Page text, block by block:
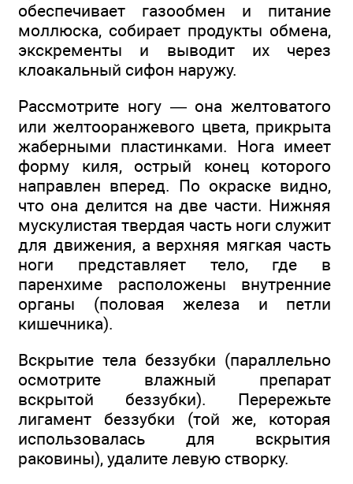
обеспечивает газообмен и питание
моллюска, собирает продукты обмена,
экскременты и выводит их через
клоакальный сифон наружу.
Рассмотрите ногу — она желтоватого
или желтооранжевого цвета, прикрыта
жаберными пластинками. Нога имеет
форму киля, острый конец которого
направлен вперед. По окраске видно,
что она делится на две части. Нижняя
мускулистая твердая часть ноги служит
для движения, а верхняя мягкая часть
ноги представляет тело, где в
паренхиме расположены внутренние
органы (половая железа и петли
кишечника).
Вскрытие тела беззубки (параллельно
осмотрите влажный препарат
вскрытой беззубки). Перережьте
лигамент беззубки (той же, которая
использовалась для вскрытия
раковины), удалите левую створку.